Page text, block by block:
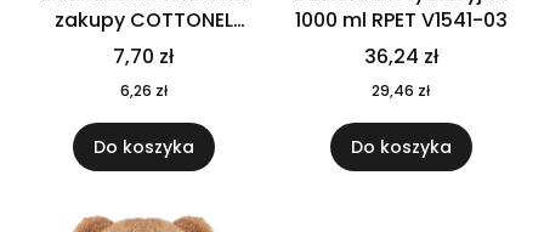
zakupy COTTONEL
COLOUR++ MO9846-11
7,70 zł
6,26 zł
Do koszyka
1000 ml RPET V1541-03
36,24 zł
29,46 zł
Do koszyka